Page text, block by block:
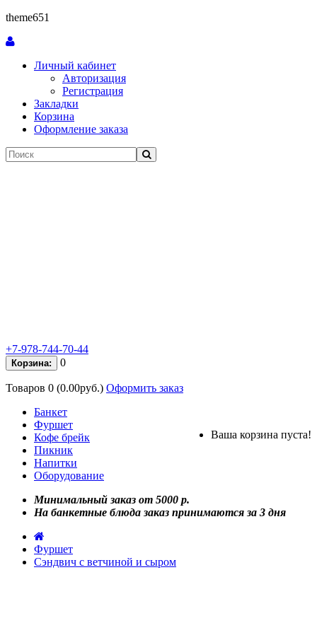
theme651
Личный кабинет
Авторизация
Регистрация
Закладки
Корзина
Оформление заказа
+7-978-744-70-44
Корзина: 0
Товаров 0 (0.00руб.) Оформить заказ
Ваша корзина пуста!
Банкет
Фуршет
Кофе брейк
Пикник
Напитки
Оборудование
Минимальный заказ от 5000 р.
На банкетные блюда заказ принимаются за 3 дня
Фуршет
Сэндвич с ветчиной и сыром